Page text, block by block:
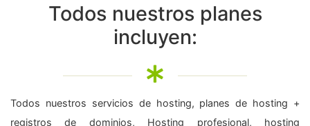
Todos nuestros planes
incluyen:
Todos nuestros servicios de hosting, planes de hosting +
registros de dominios, Hosting profesional, hosting